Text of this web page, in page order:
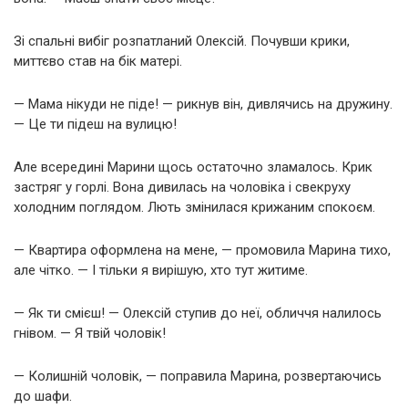
Зі спальні вибіг розпатланий Олексій. Почувши крики,
миттєво став на бік матері.
— Мама нікуди не піде! — рикнув він, дивлячись на дружину.
— Це ти підеш на вулицю!
Але всередині Марини щось остаточно зламалось. Крик
застряг у горлі. Вона дивилась на чоловіка і свекруху
холодним поглядом. Лють змінилася крижаним спокоєм.
— Квартира оформлена на мене, — промовила Марина тихо,
але чітко. — І тільки я вирішую, хто тут житиме.
— Як ти смієш! — Олексій ступив до неї, обличчя налилось
гнівом. — Я твій чоловік!
— Колишній чоловік, — поправила Марина, розвертаючись
до шафи.